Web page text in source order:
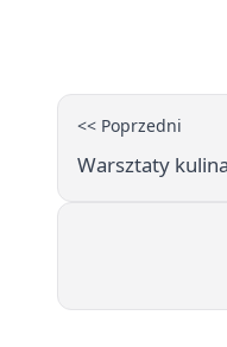
<< Poprzedni
Warsztaty